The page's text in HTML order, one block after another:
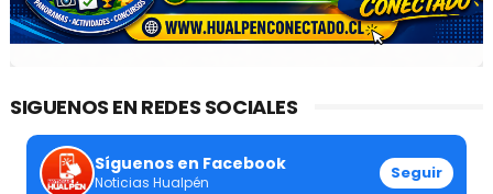
SIGUENOS EN REDES SOCIALES
Síguenos en Facebook
Noticias Hualpén Seguir